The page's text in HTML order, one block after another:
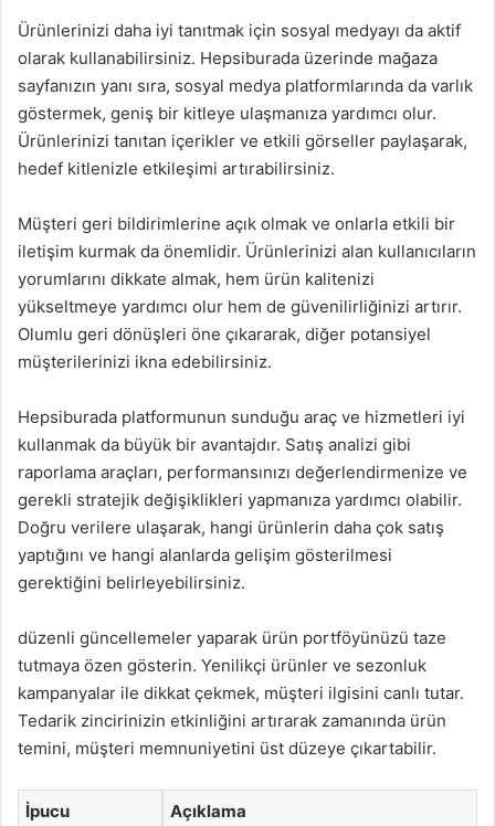
Ürünlerinizi daha iyi tanıtmak için sosyal medyayı da aktif
olarak kullanabilirsiniz. Hepsiburada üzerinde mağaza
sayfanızın yanı sıra, sosyal medya platformlarında da varlık
göstermek, geniş bir kitleye ulaşmanıza yardımcı olur.
Ürünlerinizi tanıtan içerikler ve etkili görseller paylaşarak,
hedef kitlenizle etkileşimi artırabilirsiniz.
Müşteri geri bildirimlerine açık olmak ve onlarla etkili bir
iletişim kurmak da önemlidir. Ürünlerinizi alan kullanıcıların
yorumlarını dikkate almak, hem ürün kalitenizi
yükseltmeye yardımcı olur hem de güvenilirliğinizi artırır.
Olumlu geri dönüşleri öne çıkararak, diğer potansiyel
müşterilerinizi ikna edebilirsiniz.
Hepsiburada platformunun sunduğu araç ve hizmetleri iyi
kullanmak da büyük bir avantajdır. Satış analizi gibi
raporlama araçları, performansınızı değerlendirmenize ve
gerekli stratejik değişiklikleri yapmanıza yardımcı olabilir.
Doğru verilere ulaşarak, hangi ürünlerin daha çok satış
yaptığını ve hangi alanlarda gelişim gösterilmesi
gerektiğini belirleyebilirsiniz.
düzenli güncellemeler yaparak ürün portföyünüzü taze
tutmaya özen gösterin. Yenilikçi ürünler ve sezonluk
kampanyalar ile dikkat çekmek, müşteri ilgisini canlı tutar.
Tedarik zincirinizin etkinliğini artırarak zamanında ürün
temini, müşteri memnuniyetini üst düzeye çıkartabilir.
İpucu Açıklama